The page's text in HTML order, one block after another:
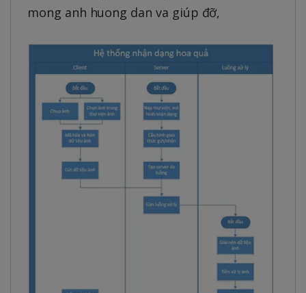
mong anh huong dan va giúp đỡ,